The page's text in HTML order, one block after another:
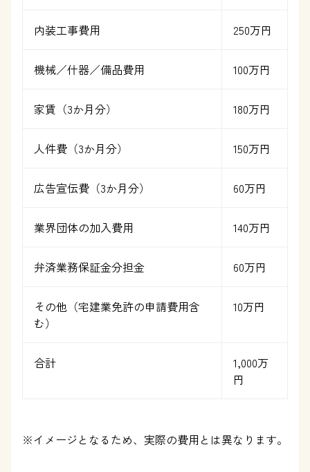
内装工事費用 250万円
機械／什器／備品費用 100万円
家賃（3か月分） 180万円
人件費（3か月分） 150万円
広告宣伝費（3か月分） 60万円
業界団体の加入費用 140万円
弁済業務保証金分担金 60万円
その他（宅建業免許の申請費用含
む）
10万円
合計
1,000万
円
※イメージとなるため、実際の費用とは異なります。